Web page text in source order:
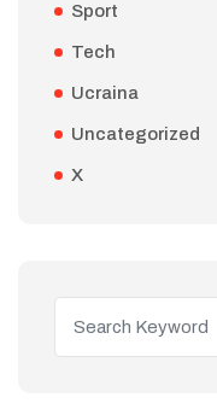
Sport
Tech
Ucraina
Uncategorized
X